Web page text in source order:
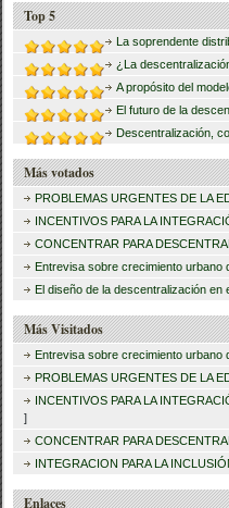
Top 5
La soprendente
¿La
A propósito del
El futuro de la
Descentralización,
Más votados
PROBLEMAS URGENTES DE LA
INCENTIVOS PARA LA
CONCENTRAR PARA
Entrevisa sobre crecimiento urbano
El diseño de la descentralización en
Más Visitados
Entrevisa sobre crecimiento urbano
PROBLEMAS URGENTES DE LA
INCENTIVOS PARA LA
]
CONCENTRAR PARA
INTEGRACION PARA LA
Enlaces